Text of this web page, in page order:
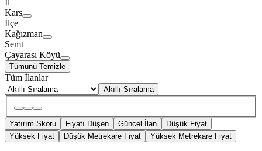
İl
Kars
İlçe
Kağızman
Semt
Çayarası Köyü
Tümünü Temizle
Tüm İlanlar
Akıllı Sıralama
Yatırım Skoru Fiyatı Düşen Güncel İlan
Düşük Fiyat
Yüksek Fiyat
Düşük Metrekare Fiyat Yüksek Metrekare Fiyat